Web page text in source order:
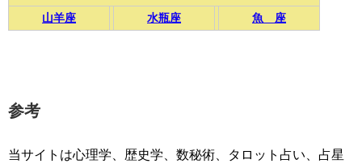
山羊座 水瓶座 魚 座
参考
当サイトは心理学、歴史学、数秘術、タロット占い、占星